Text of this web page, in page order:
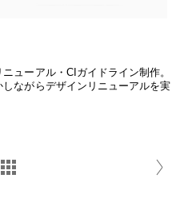
ューアル・CIガイドライン制作。
ながらデザインリニューアルを実